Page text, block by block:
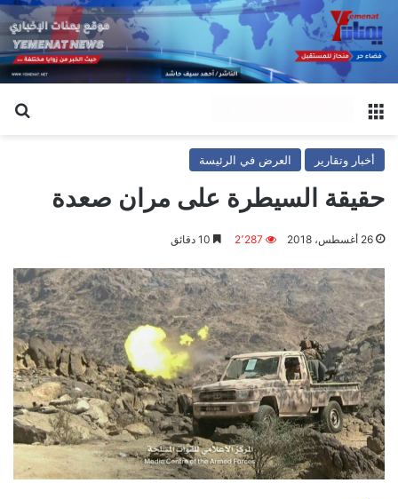
أخبار وتقارير العرض في الرئيسة
حقيقة السيطرة على مران صعدة
26 أغسطس، 2018 2٬287